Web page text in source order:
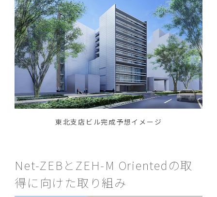
東北支店ビル完成予想イメージ
Net-ZEB と ZEH-M Oriented の取
得に向けた取り組み